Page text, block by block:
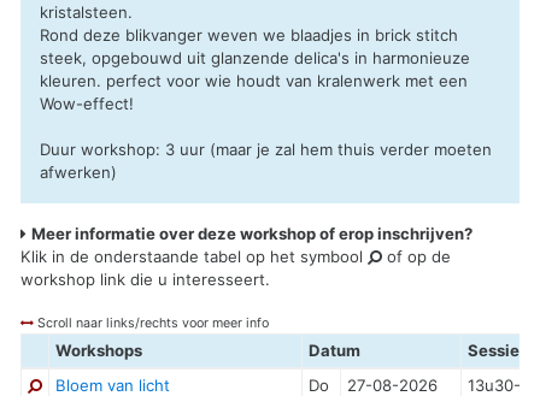
kristalsteen.
Rond deze blikvanger weven we blaadjes in brick stitch
steek, opgebouwd uit glanzende delica's in harmonieuze
kleuren. perfect voor wie houdt van kralenwerk met een
Wow-effect!
Duur workshop: 3 uur (maar je zal hem thuis verder moeten
afwerken)
Meer informatie over deze workshop of erop inschrijven?
Klik in de onderstaande tabel op het symbool
of op de
workshop link die u interesseert.
Scroll naar links/rechts voor meer info
Workshops Datum
Sessie
Bloem van licht
Do 27-08-2026
13u30-